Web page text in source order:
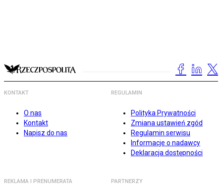
KONTAKT
O nas
Kontakt
Napisz do nas
REGULAMIN
Polityka Prywatności
Zmiana ustawień zgód
Regulamin serwisu
Informacje o nadawcy
Deklaracja dostępności
REKLAMA I PRENUMERATA PARTNERZY